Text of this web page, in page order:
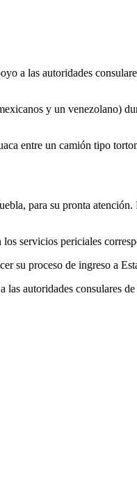
a las autoridades
y un venezolano)
entre un camión tipo
para su pronta
servicios periciales
su proceso de ingreso a
autoridades consulares